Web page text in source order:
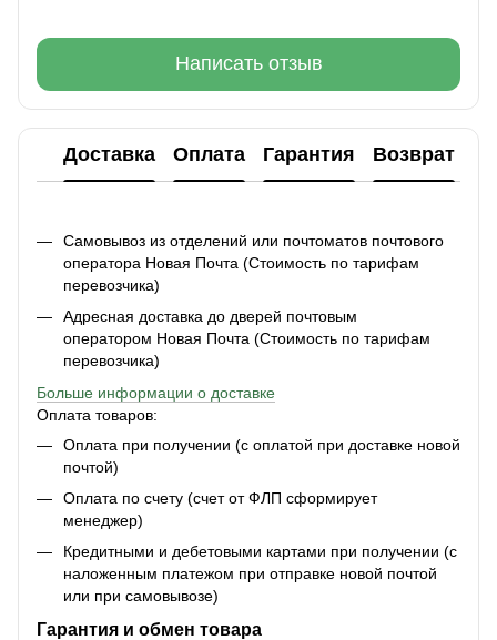
Написать отзыв
Доставка Оплата Гарантия Возврат
Самовывоз из отделений или почтоматов почтового
оператора Новая Почта (Стоимость по тарифам
перевозчика)
Адресная доставка до дверей почтовым
оператором Новая Почта (Стоимость по тарифам
перевозчика)
Больше информации о доставке
Оплата товаров:
Оплата при получении (с оплатой при доставке новой
почтой)
Оплата по счету (счет от ФЛП сформирует
менеджер)
Кредитными и дебетовыми картами при получении (с
наложенным платежом при отправке новой почтой
или при самовывозе)
Гарантия и обмен товара